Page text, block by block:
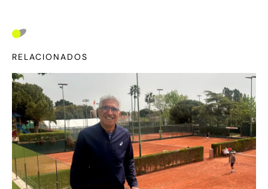
RELACIONADOS